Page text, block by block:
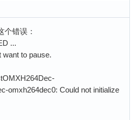
个错误：
...
want to pause.
omxh264dec0: Could not initialize